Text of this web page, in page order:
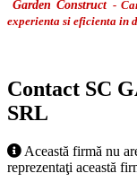
Garden Construct -
experienta si eficienta in
Contact SC
SRL
Această firmă nu
reprezentaţi această